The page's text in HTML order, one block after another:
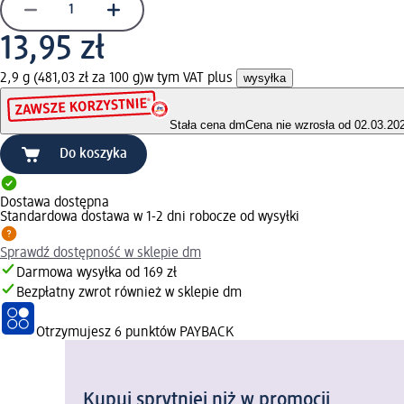
13,95 zł
2,9 g (481,03 zł za 100 g)w tym VAT plus wysyłka
Stała cena dmCena nie wzrosła od
Do koszyka
Dostawa dostępna
Standardowa dostawa w 1-2 dni robocze od wysyłki
Sprawdź dostępność w sklepie dm
Darmowa wysyłka od 169 zł
Bezpłatny zwrot również w sklepie dm
Otrzymujesz 6 punktów PAYBACK